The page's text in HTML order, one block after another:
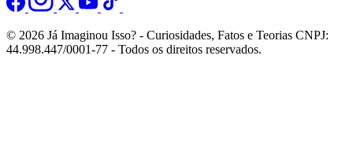
© 2026 Já Imaginou Isso? - Curiosidades, Fatos e Teorias CNPJ:
44.998.447/0001-77 - Todos os direitos reservados.